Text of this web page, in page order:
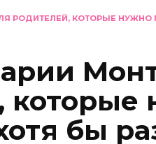
РОДИТЕЛЕЙ, КОТОРЫЕ НУЖНО
которые
бы